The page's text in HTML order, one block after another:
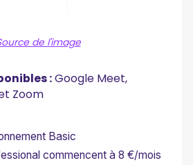
de l'image
:Google Meet,
Zoom
Basic
commencent à 8 €/mois